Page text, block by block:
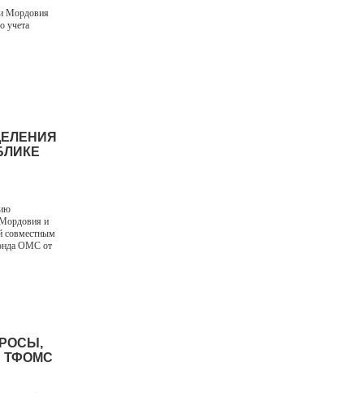
Мордовия
учета
Мордовия и
совместным
ОМС от
ТФОМС